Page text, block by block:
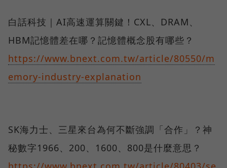
白話科技｜AI高速運算關鍵！CXL、DRAM、
HBM記憶體差在哪？記憶體概念股有哪些？
https://www.bnext.com.tw/article/80550/m
emory-industry-explanation
SK海力士、三星來台為何不斷強調「合作」？神
秘數字1966、200、1600、800是什麼意思？